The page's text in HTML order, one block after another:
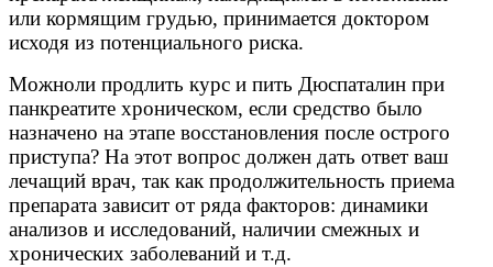
или кормящим грудью, принимается доктором
исходя из потенциального риска.
Можноли продлить курс и пить Дюспаталин при
панкреатите хроническом, если средство было
назначено на этапе восстановления после острого
приступа? На этот вопрос должен дать ответ ваш
лечащий врач, так как продолжительность приема
препарата зависит от ряда факторов: динамики
анализов и исследований, наличии смежных и
хронических заболеваний и т.д.